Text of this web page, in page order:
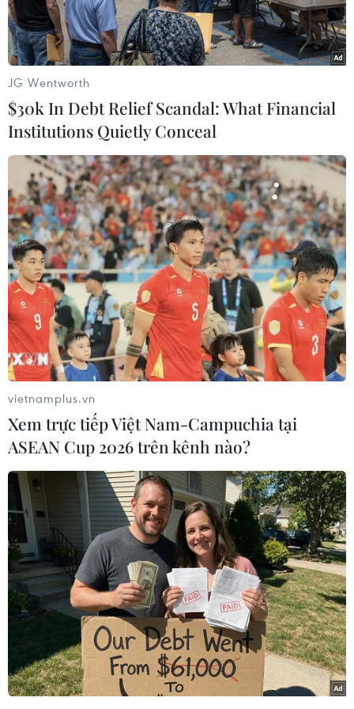
Moderna.
Nhân viên y tế tiêm vaccine phòng COVID-19 cho người dân tại
Tokyo, Nhật Bản. (Ảnh: AFP/TTXVN)
Ngày 19/2, nhóm chuyên gia của Bộ Y tế, Lao
động và Phúc lợi Nhật Bản đã công bố dữ liệu
về hiệu quả và các tác dụng phụ đối với người
tiêm vaccine ngừa COVID-19 mũi thứ ba cùng
và khác chủng loại với hai mũi tiêm trước đó.
Nghiên cứu được thực hiện đối với 2.826 người
tiêm mũi thứ ba là vaccine của hãng
Pfizer/Biontech và 773 người tiêm mũi thứ ba
của hãng Moderna sau khi tất cả đều tiêm mũi
thứ hai của hãng Pfizer.
Về hiệu quả, theo dõi trong vòng 1 tháng sau khi
tiêm mũi thứ ba, mức tăng kháng thể đối với
người tiêm vaccine của hãng Pfizer/Biontech là
54,1%, trong khi tỷ lệ này là 67,9% đối với người
tiêm vaccine của hãng Moderna.
Đồng thời, kết quả nghiên cứu cũng cho thấy
hiệu quả đối với biến thể Omircon của virus
JG Wentworth
$30k In Debt Relief Scandal: What Financial
Institutions Quietly Conceal
vietnamplus.vn
Xem trực tiếp Việt Nam-Campuchia tại
ASEAN Cup 2026 trên kênh nào?